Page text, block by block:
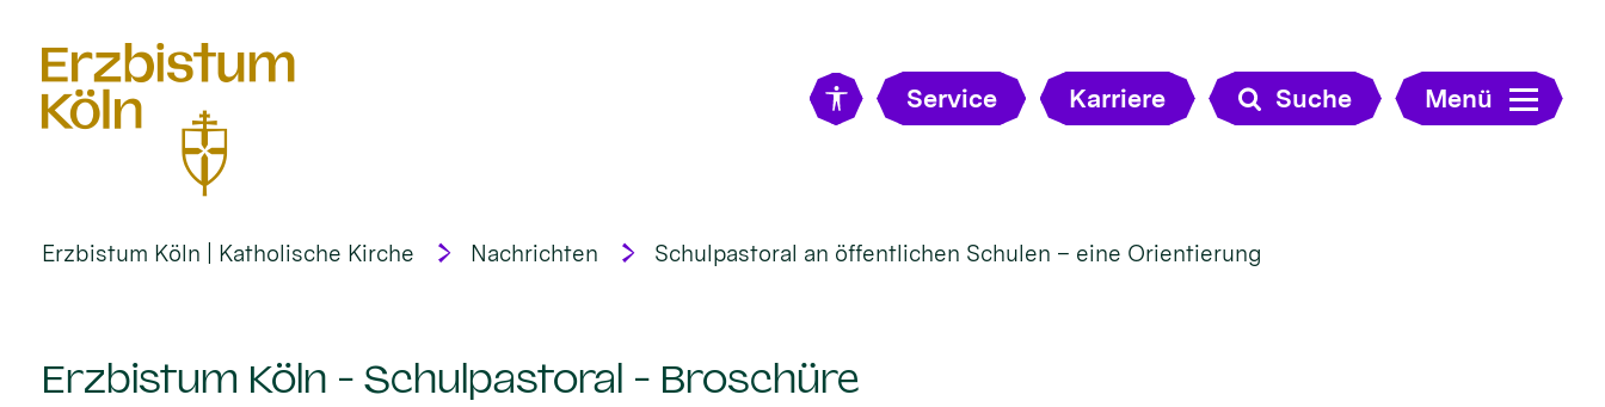
Service Karriere Suche Menü
Erzbistum Köln | Katholische Kirche Nachrichten Schulpastoral an öffentlichen Schulen – eine Orientierung
Erzbistum Köln - Schulpastoral - Broschüre